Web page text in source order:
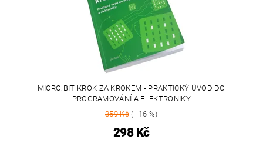
MICRO:BIT KROK ZA KROKEM - PRAKTICKÝ ÚVOD DO
PROGRAMOVÁNÍ A ELEKTRONIKY
359 Kč(–16 %)
298 Kč